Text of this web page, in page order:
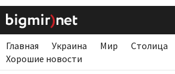
Главная Украина Мир Столица
Хорошие новости